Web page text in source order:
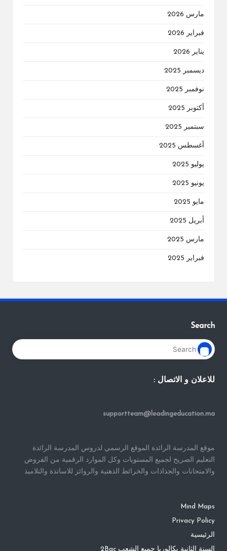
مارس 2026
فبراير 2026
يناير 2026
ديسمبر 2025
نوفمبر 2025
أكتوبر 2025
سبتمبر 2025
أغسطس 2025
يوليو 2025
يونيو 2025
مايو 2025
أبريل 2025
مارس 2025
فبراير 2025
Search
للاعلان و الاتصال :
supportteam@leadingeducation.ma
موقع المدرسة الرائدة الموقع الرسمي لدروس المدرسة الرائدة
التعليم الصريح لجميع المستويات وكل الموارد الرقمية من الفروض
والامتحانات والجذاذات والخرائط الذهنية والروائز للاساتذة والتلاميذ
Mind Maps
Privacy Policy
الرئيسية
السنة الثانية بكالوريا جميع الشعب 2Bac